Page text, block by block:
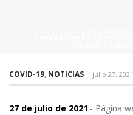
COVID-19, NOTICIAS julio 27, 2021
27 de julio de 2021.- Página